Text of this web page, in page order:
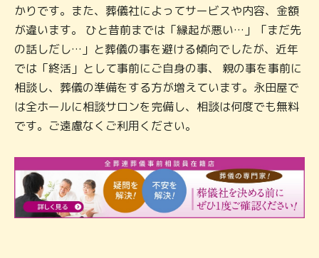
かりです。また、葬儀社によってサービスや内容、金額
が違います。 ひと昔前までは「縁起が悪い…」「まだ先
の話しだし…」と葬儀の事を避ける傾向でしたが、近年
では「終活」として事前にご自身の事、 親の事を事前に
相談し、葬儀の準備をする方が増えています。永田屋で
は全ホールに相談サロンを完備し、相談は何度でも無料
です。ご遠慮なくご利用ください。